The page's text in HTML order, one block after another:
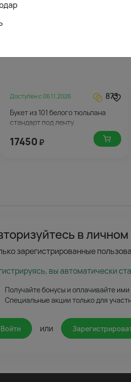
бантом
Доступен с 06.11.2026 873
Букет из 101 белого тюльпана
стандарт под ленту
17450 ₽
в
зарегистрированные
вы автоматически
Получайте бонусы и оплачивайте ими
Специальные акции только для
Войти или